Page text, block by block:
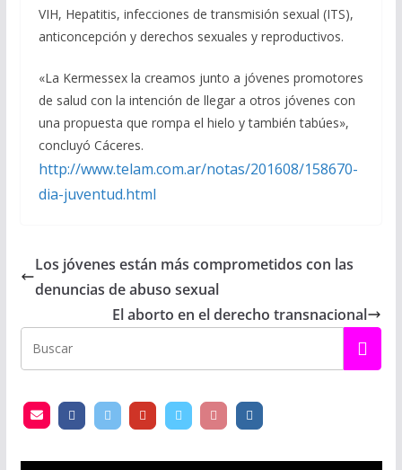
VIH, Hepatitis, infecciones de transmisión sexual (ITS),
anticoncepción y derechos sexuales y reproductivos.
«La Kermessex la creamos junto a jóvenes promotores
de salud con la intención de llegar a otros jóvenes con
una propuesta que rompa el hielo y también tabúes»,
concluyó Cáceres.
http://www.telam.com.ar/notas/201608/158670-
dia-juventud.html
Los jóvenes están más comprometidos con las
denuncias de abuso sexual
El aborto en el derecho transnacional